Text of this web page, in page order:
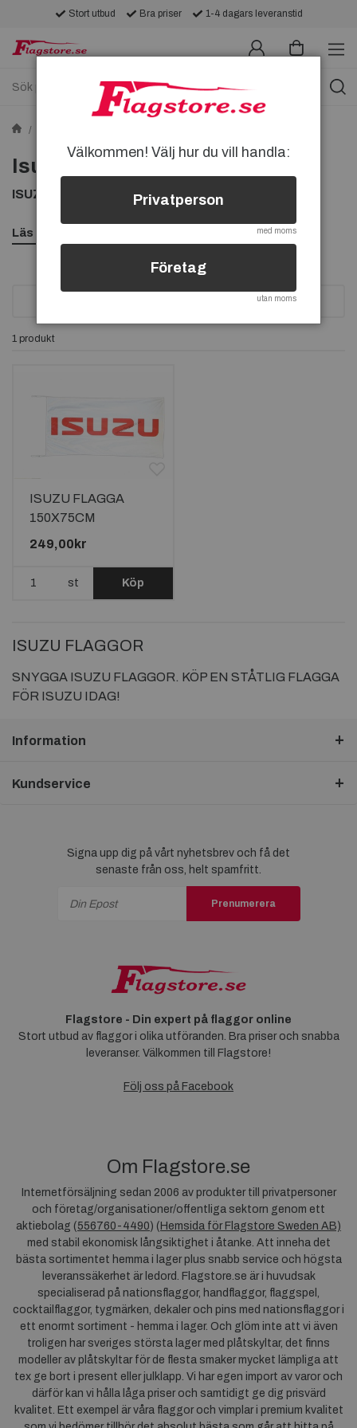
Stort utbud Bra priser 1-4 dagars leveranstid
Isuzu-flaggor
ISUZU FLAGGOR, KÖP EN FLAGGA FRÅN ISUZU
Läs mer
1 produkt
ISUZU FLAGGA
150X75CM
249,00kr
st Köp
ISUZU FLAGGOR
SNYGGA ISUZU FLAGGOR. KÖP EN STÅTLIG FLAGGA
FÖR ISUZU IDAG!
Information
Kundservice
Signa upp dig på vårt nyhetsbrev och få det
senaste från oss, helt spamfritt.
Prenumerera
Flagstore - Din expert på flaggor online
Stort utbud av flaggor i olika utföranden. Bra priser och snabba
leveranser. Välkommen till Flagstore!
Följ oss på Facebook
Om Flagstore.se
Internetförsäljning sedan 2006 av produkter till privatpersoner
och företag/organisationer/offentliga sektorn genom ett
aktiebolag (556760-4490) ( Hemsida för Flagstore Sweden AB)
med stabil ekonomisk långsiktighet i åtanke. Att inneha det
bästa sortimentet hemma i lager plus snabb service och högsta
leveranssäkerhet är ledord. Flagstore.se är i huvudsak
specialiserad på nationsflaggor, handflaggor, flaggspel,
cocktailflaggor, tygmärken, dekaler och pins med nationsflaggor i
ett enormt sortiment - hemma i lager. Och glöm inte att vi även
troligen har sveriges största lager med plåtskyltar, det finns
modeller av plåtskyltar för de flesta smaker mycket lämpliga att
tex ge bort i present eller julklapp. Vi har egen import av varor och
därför kan vi hålla låga priser och samtidigt ge dig prisvärd
kvalitet. Ett exempel är våra flaggor och vimplar i premium kvalitet
Välkommen! Välj hur du vill handla:
Privatperson
med moms
Företag
utan moms